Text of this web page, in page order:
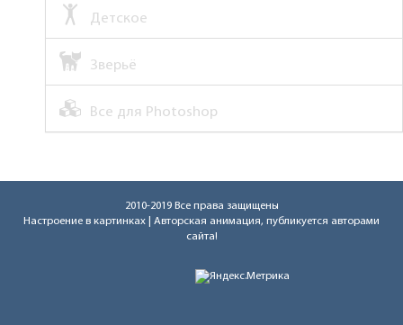
Детское
Зверьё
Все для Photoshop
2010-2019 Все права защищены
Настроение в картинках | Авторская анимация, публикуется авторами
сайта!